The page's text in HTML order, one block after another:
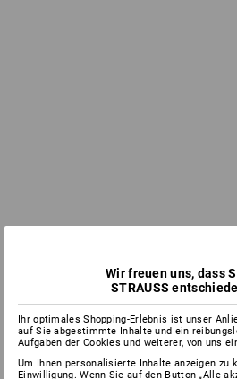
Wir freuen uns, dass
STRAUSS
Ihr optimales Shopping-Erlebnis ist unser
auf Sie abgestimmte Inhalte und ein
Aufgaben der Cookies und weiterer, von uns
Um Ihnen personalisierte Inhalte anzeigen zu
Einwilligung. Wenn Sie auf den Button „Alle